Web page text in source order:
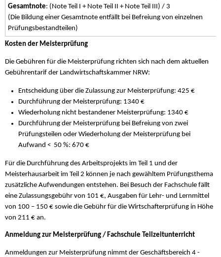
Gesamtnote: (Note Teil I + Note Teil II + Note Teil III) / 3
(Die Bildung einer Gesamtnote entfällt bei Befreiung von einzelnen
Prüfungsbestandteilen)
Kosten der Meisterprüfung
Die Gebühren für die Meisterprüfung richten sich nach dem aktuellen
Gebührentarif der Landwirtschaftskammer NRW:
Entscheidung über die Zulassung zur Meisterprüfung: 425 €
Durchführung der Meisterprüfung: 1340 €
Wiederholung nicht bestandener Meisterprüfung: 1340 €
Durchführung der Meisterprüfung bei Befreiung von zwei
Prüfungsteilen oder Wiederholung der Meisterprüfung bei
Aufwand < 50 %: 670 €
Für die Durchführung des Arbeitsprojekts im Teil 1 und der
Meisterhausarbeit im Teil 2 können je nach gewähltem Prüfungsthema
zusätzliche Aufwendungen entstehen. Bei Besuch der Fachschule fällt
eine Zulassungsgebühr von 101 €, Ausgaben für Lehr- und Lernmittel
von 100 – 150 € sowie die Gebühr für die Wirtschafterprüfung in Höhe
von 211 € an.
Anmeldung zur Meisterprüfung / Fachschule Teilzeitunterricht
Anmeldungen zur Meisterprüfung nimmt der Geschäftsbereich 4 -